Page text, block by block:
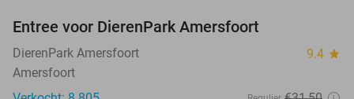
Entree voor DierenPark Amersfoort
DierenPark Amersfoort 9.4 star
Amersfoort